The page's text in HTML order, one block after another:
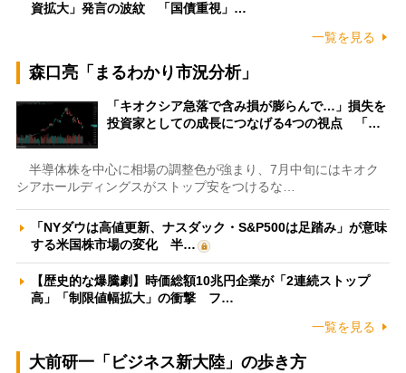
資拡大」発言の波紋 「国債重視」…
一覧を見る
森口亮「まるわかり市況分析」
「キオクシア急落で含み損が膨らんで…」損失を
投資家としての成長につなげる4つの視点 「…
半導体株を中心に相場の調整色が強まり、7月中旬にはキオク
シアホールディングスがストップ安をつけるな…
「NYダウは高値更新、ナスダック・S&P500は足踏み」が意味
する米国株市場の変化 半…
【歴史的な爆騰劇】時価総額10兆円企業が「2連続ストップ
高」「制限値幅拡大」の衝撃 フ…
一覧を見る
大前研一「ビジネス新大陸」の歩き方